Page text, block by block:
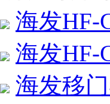
海发HF-
海发HF-
海发移